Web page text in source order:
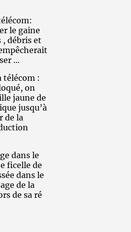
le gaine
, débris et
…
télécom :
on
jaune de
jusqu’à
de la
dans le
ficelle de
dans le
de la
de sa ré